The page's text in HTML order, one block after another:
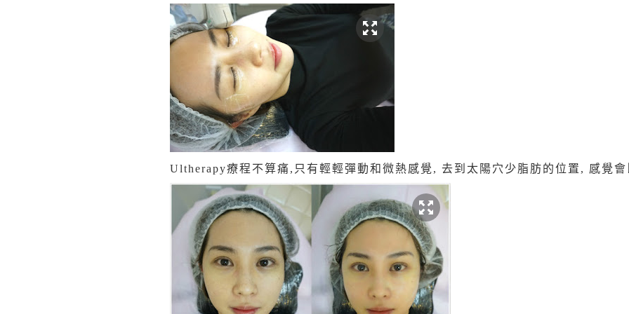
Ultherapy療程不算痛,只有輕輕彈動和微熱感覺, 去到太陽穴少脂肪的位置, 感覺會